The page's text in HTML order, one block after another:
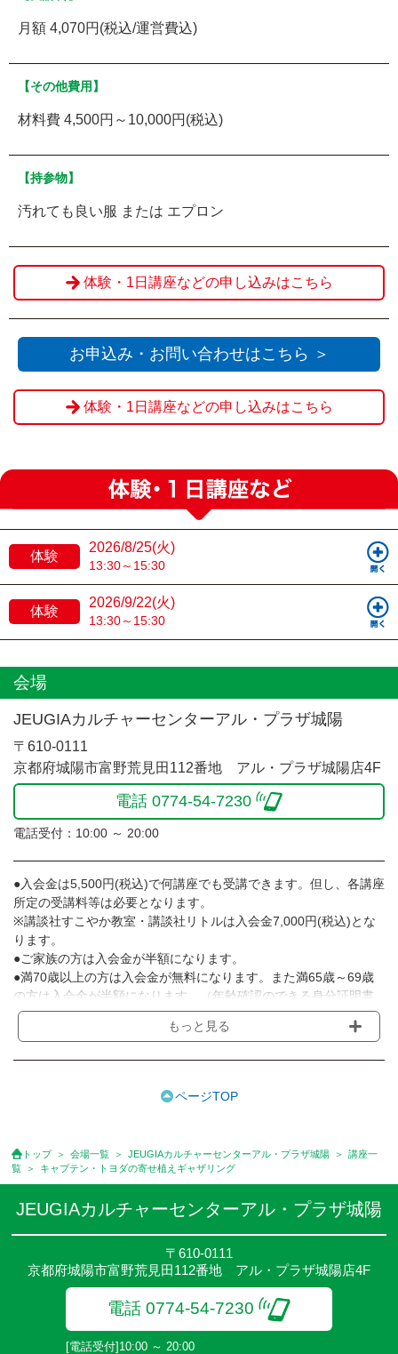
月額 4,070円(税込/運営費込)
【その他費用】
材料費 4,500円～10,000円(税込)
【持参物】
汚れても良い服 または エプロン
体験・1日講座などの申し込みはこちら
お申込み・お問い合わせはこちら ＞
体験・1日講座などの申し込みはこちら
体験
2026/8/25(火)
13:30～15:30
体験
2026/9/22(火)
13:30～15:30
会場
JEUGIAカルチャーセンターアル・プラザ城陽
〒610-0111
京都府城陽市富野荒見田112番地 アル・プラザ城陽店4F
電話 0774-54-7230
電話受付：10:00 ～ 20:00
●入会金は5,500円(税込)で何講座でも受講できます。但し、各講座
所定の受講料等は必要となります。
※講談社すこやか教室・講談社リトルは入会金7,000円(税込)とな
ります。
●ご家族の方は入会金が半額になります。
●満70歳以上の方は入会金が無料になります。また満65歳～69歳
の方は入会金が半額になります。（年齢確認のできる身分証明書
等のご提示をお願いします）
●受講料は月額制で、毎月5日に金融機関からの自動引き落しとな
●受講料には特に明記した場合の他は、教材費・材料費・その他費
用は含まれておりません。
●資格認定講座の試験料・認定料などは別途要しますのでお問い合
せください。
●講座は、月4回(週1回),月3回,2回,1回,臨時講座いろいろあります
●参加人数が一定に満たない場合、体験や講座開講を中止または延
期することがあります。
●その他、詳しい内容については、ご入会時にご説明をさせていた
だきます。
もっと見る
ページTOP
トップ 会場一覧 JEUGIAカルチャーセンターアル・プラザ城陽
講座一
覧
キャプテン・トヨダの寄せ植えギャザリング
JEUGIAカルチャーセンターアル・プラザ城陽
〒610-0111
京都府城陽市富野荒見田112番地 アル・プラザ城陽店4F
電話 0774-54-7230
[電話受付]10:00 ～ 20:00